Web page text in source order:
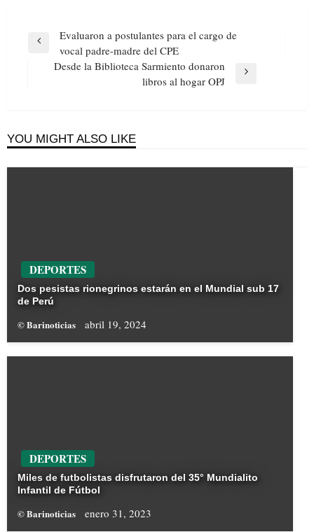
Navegación
entradas
Previous
Evaluaron a postulantes para el cargo de
vocal padre-madre del CPE
Desde la Biblioteca Sarmiento donaron
libros al hogar OPJ
YOU MIGHT ALSO LIKE
DEPORTES
Dos pesistas rionegrinos estarán en el Mundial sub 17
de Perú
© Barinoticias abril 19, 2024
DEPORTES
Miles de futbolistas disfrutaron del 35° Mundialito
Infantil de Fútbol
© Barinoticias enero 31, 2023